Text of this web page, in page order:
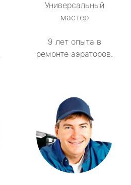
Универсальный
мастер
9 лет опыта в
ремонте аэраторов.